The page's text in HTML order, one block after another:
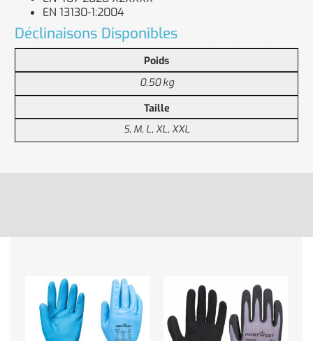
EN 13130-1:2004
Déclinaisons Disponibles
Poids
0,50 kg
Taille
S, M, L, XL, XXL